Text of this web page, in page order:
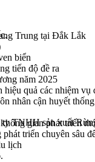
Trung tại Đắk Lắk
biển
tiến độ đề ra
năm 2025
quả các nhiệm vụ
nhân cận huyết thống
gian phát triển
triển chuyên sâu
lịch
ty TNHH sản xuất